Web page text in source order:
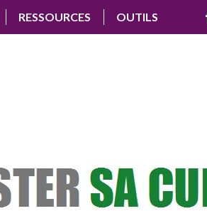
RESSOURCES OUTILS